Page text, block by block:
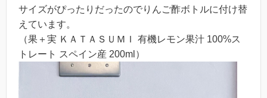
サイズがぴったりだったのでりんご酢ボトルに付け替
えています。
（果＋実 ＫＡＴＡＳＵＭＩ 有機レモン果汁 100%ス
トレート スペイン産 200ml）